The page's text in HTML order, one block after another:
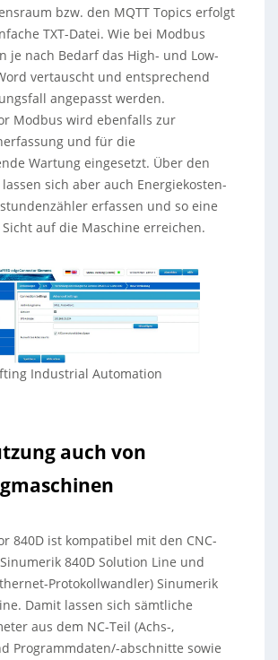
bzw. den MQTT Topics erfolgt
TXT-Datei. Wie bei Modbus
je nach Bedarf das High- und Low-
vertauscht und entsprechend
angepasst werden.
Modbus wird ebenfalls zur
und für die
Wartung eingesetzt. Über den
sich aber auch Energiekosten-
erfassen und so eine
auf die Maschine erreichen.
Industrial Automation
auch von
840D ist kompatibel mit den CNC-
840D Solution Line und
Protokollwandler) Sinumerik
Damit lassen sich sämtliche
aus dem NC-Teil (Achs-,
Programmdaten/-abschnitte sowie